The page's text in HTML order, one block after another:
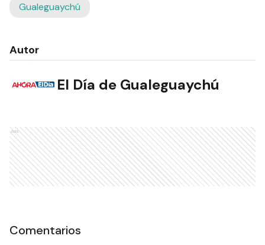
Gualeguaychú
Autor
El Día de Gualeguaychú
Ads
Comentarios